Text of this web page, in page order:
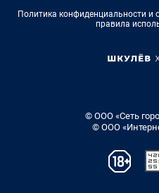
Политика конфиденциальности и
правила
© ООО «Сеть
© ООО